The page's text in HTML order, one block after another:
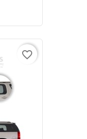
favorite_border